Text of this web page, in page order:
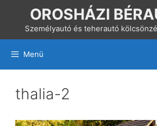
tartalomba
OROSHÁZI
Személyautó és teherautó
Menü
thalia-2